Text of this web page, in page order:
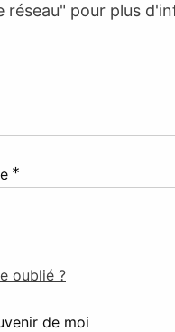
réseau" pour plus
*
oublié ?
de moi